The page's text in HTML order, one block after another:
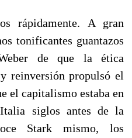
rápidamente. A gran
tonificantes guantazos
de que la ética
reinversión propulsó el
el capitalismo estaba en
siglos antes de la
Stark mismo, los